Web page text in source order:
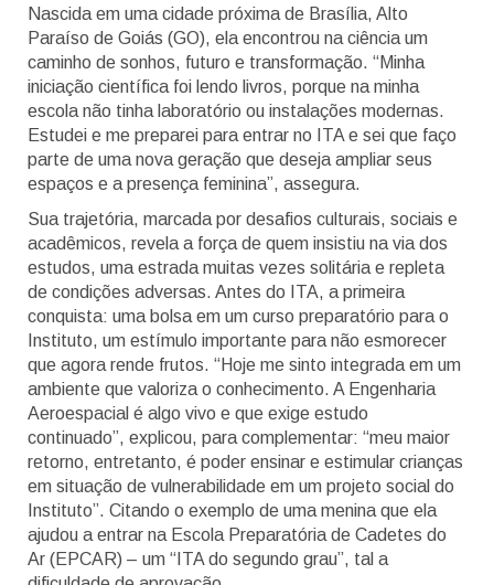
Nascida em uma cidade próxima de Brasília, Alto
Paraíso de Goiás (GO), ela encontrou na ciência um
caminho de sonhos, futuro e transformação. “Minha
iniciação científica foi lendo livros, porque na minha
escola não tinha laboratório ou instalações modernas.
Estudei e me preparei para entrar no ITA e sei que faço
parte de uma nova geração que deseja ampliar seus
espaços e a presença feminina”, assegura.
Sua trajetória, marcada por desafios culturais, sociais e
acadêmicos, revela a força de quem insistiu na via dos
estudos, uma estrada muitas vezes solitária e repleta
de condições adversas. Antes do ITA, a primeira
conquista: uma bolsa em um curso preparatório para o
Instituto, um estímulo importante para não esmorecer
que agora rende frutos. “Hoje me sinto integrada em um
ambiente que valoriza o conhecimento. A Engenharia
Aeroespacial é algo vivo e que exige estudo
continuado”, explicou, para complementar: “meu maior
retorno, entretanto, é poder ensinar e estimular crianças
em situação de vulnerabilidade em um projeto social do
Instituto”. Citando o exemplo de uma menina que ela
ajudou a entrar na Escola Preparatória de Cadetes do
Ar (EPCAR) – um “ITA do segundo grau”, tal a